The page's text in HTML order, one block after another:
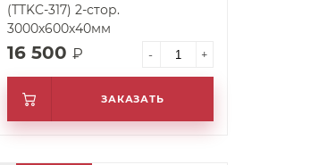
(TTKC-317) 2-стор.
3000х600х40мм
16 500 ₽ - +
ЗАКАЗАТЬ